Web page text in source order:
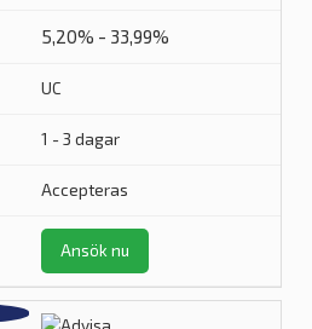
5,20% - 33,99%
UC
1 - 3 dagar
Accepteras
Ansök nu